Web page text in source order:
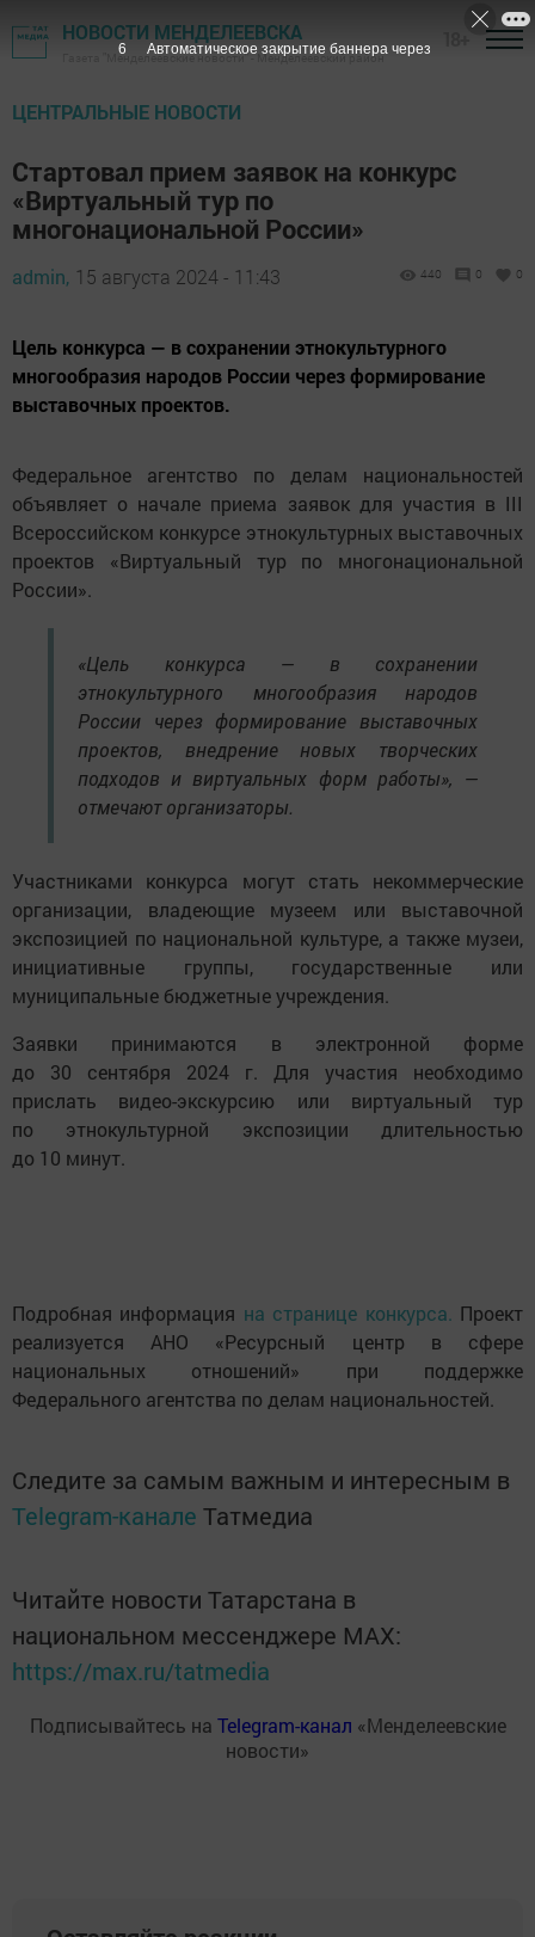
НОВОСТИ МЕНДЕЛЕЕВСКА
Газета "Менделеевские новости" - Менделеевский район
ЦЕНТРАЛЬНЫЕ НОВОСТИ
Стартовал прием заявок на конкурс
«Виртуальный тур по
многонациональной России»
admin, 15 августа 2024 - 11:43 440 0 0
Цель конкурса — в сохранении этнокультурного
многообразия народов России через формирование
выставочных проектов.
Федеральное агентство по делам национальностей
объявляет о начале приема заявок для участия в III
Всероссийском конкурсе этнокультурных выставочных
проектов «Виртуальный тур по многонациональной
России».
«Цель конкурса — в сохранении
этнокультурного многообразия народов
России через формирование выставочных
проектов, внедрение новых творческих
подходов и виртуальных форм работы», —
отмечают организаторы.
Участниками конкурса могут стать некоммерческие
организации, владеющие музеем или выставочной
экспозицией по национальной культуре, а также музеи,
инициативные группы, государственные или
муниципальные бюджетные учреждения.
Заявки принимаются в электронной форме
до 30 сентября 2024 г. Для участия необходимо
прислать видео-экскурсию или виртуальный тур
по этнокультурной экспозиции длительностью
до 10 минут.
Подробная информация на странице конкурса. Проект
реализуется АНО «Ресурсный центр в сфере
национальных отношений» при поддержке
Федерального агентства по делам национальностей.
Следите за самым важным и интересным в
Telegram-канале Татмедиа
Читайте новости Татарстана в
национальном мессенджере MАХ:
https://max.ru/tatmedia
Подписывайтесь на Telegram-канал «Менделеевские
новости»
5 Автоматическое закрытие баннера через